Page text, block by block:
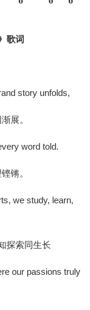
歌词
story unfolds,
展。
word told.
锵。
we study, learn,
探索同生长
our passions truly